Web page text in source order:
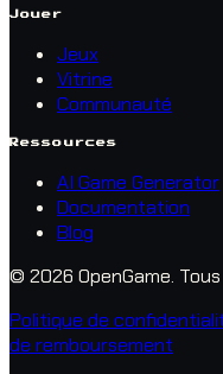
Jouer
Jeux
Vitrine
Communauté
Ressources
AI Game Generator
Documentation
Blog
© 2026 OpenGame.
Politique de
de remboursement